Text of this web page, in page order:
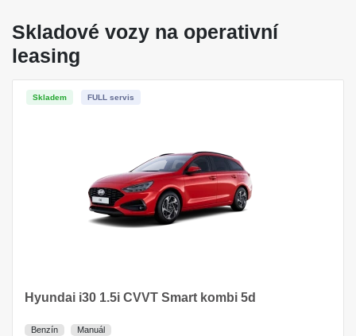
Skladové vozy na operativní
leasing
Skladem FULL servis
Hyundai i30 1.5i CVVT Smart kombi 5d
Benzín Manuál